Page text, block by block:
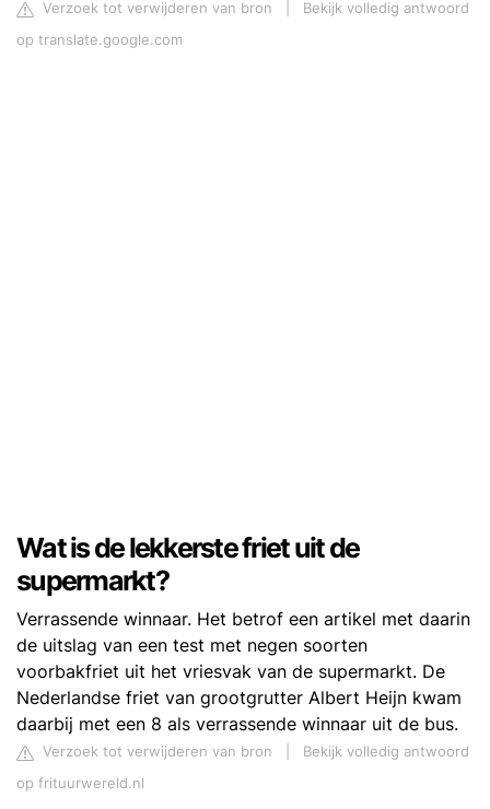
Verzoek tot verwijderen van bron
Bekijk volledig antwoord
op translate.google.com
Wat is de lekkerste friet uit de
supermarkt?
Verrassende winnaar. Het betrof een artikel met daarin
de uitslag van een test met negen soorten
voorbakfriet uit het vriesvak van de supermarkt. De
Nederlandse friet van grootgrutter Albert Heijn kwam
daarbij met een 8 als verrassende winnaar uit de bus.
Verzoek tot verwijderen van bron
Bekijk volledig antwoord
op frituurwereld.nl